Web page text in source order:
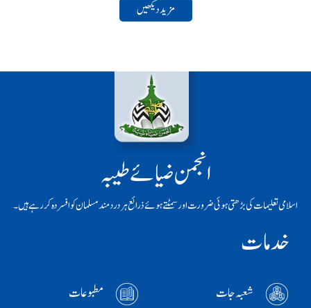
مزید دیکھیں
انجمن ضیائے طیبہ
اسلامی تعلیمات کی بڑھتی ہوئی ضرورت اور سمٹتے ہوئے ذرائع ہر دردمند مسلمان کو افسردہ کر رہے ہیں۔
خدمات
شعبہ جات
مطبوعات